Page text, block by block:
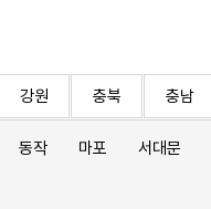
강원 충북 충남
동작 마포 서대문